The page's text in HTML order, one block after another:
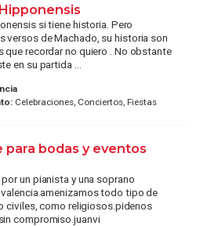
si tiene historia. Pero
versos de Machado, su historia son
que recordar no quiero . No obstante
en su partida ...
Celebraciones, Conciertos, Fiestas
para bodas y eventos
un pianista y una soprano
todo tipo de
civiles, como religiosos.pidenos
compromiso.juanvi